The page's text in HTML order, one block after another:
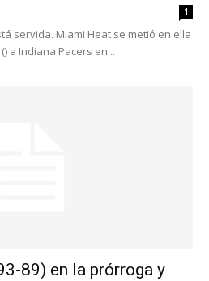
1
servida. Miami Heat se metió en ella
a Indiana Pacers en...
89) en la prórroga y